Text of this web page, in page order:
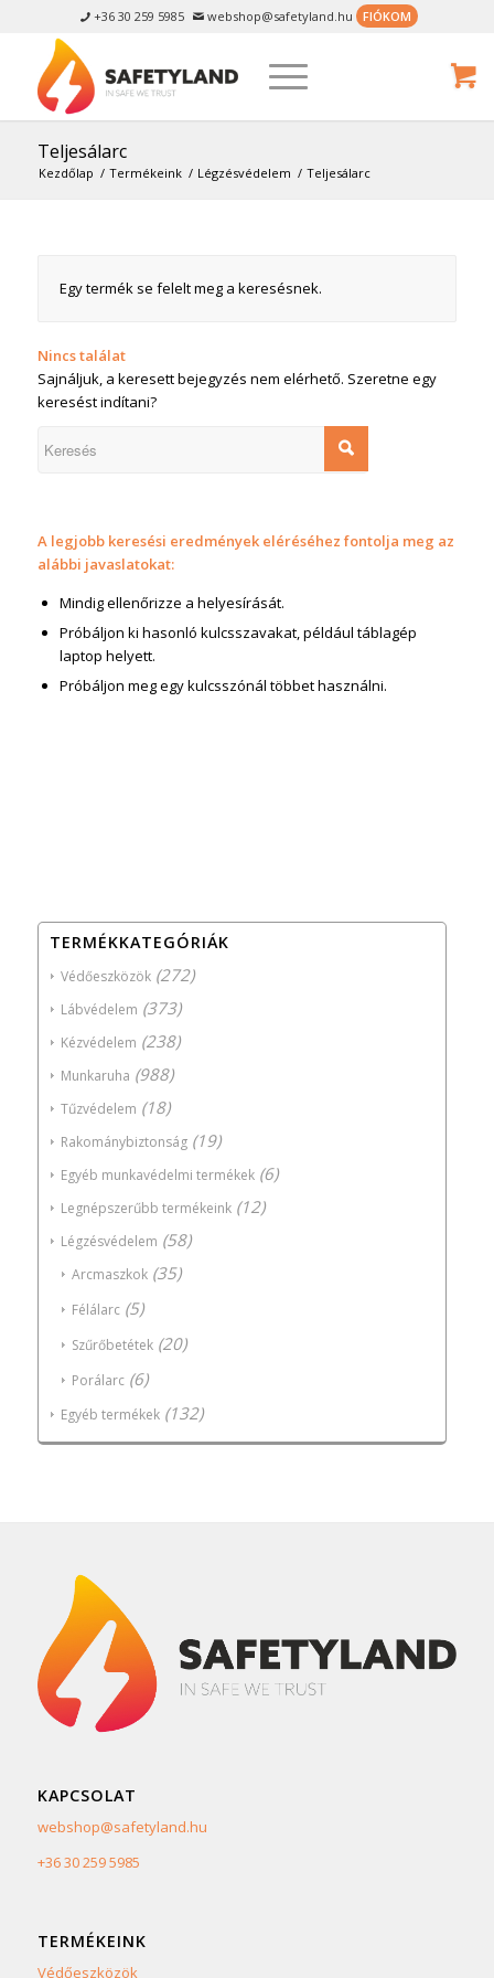
 +36 30 259 5985  webshop@safetyland.hu FIÓKOM
Teljesálarc
Kezdőlap / Termékeink / Légzésvédelem / Teljesálarc
Egy termék se felelt meg a keresésnek.
Nincs találat
Sajnáljuk, a keresett bejegyzés nem elérhető. Szeretne egy
keresést indítani?
A legjobb keresési eredmények eléréséhez fontolja meg az
alábbi javaslatokat:
Mindig ellenőrizze a helyesírását.
Próbáljon ki hasonló kulcsszavakat, például táblagép
laptop helyett.
Próbáljon meg egy kulcsszónál többet használni.
TERMÉKKATEGÓRIÁK
Védőeszközök (272)
Lábvédelem (373)
Kézvédelem (238)
Munkaruha (988)
Tűzvédelem (18)
Rakománybiztonság (19)
Egyéb munkavédelmi termékek (6)
Legnépszerűbb termékeink (12)
Légzésvédelem (58)
Arcmaszkok (35)
Félálarc (5)
Szűrőbetétek (20)
Porálarc (6)
Egyéb termékek (132)
KAPCSOLAT
webshop@safetyland.hu
+36 30 259 5985
TERMÉKEINK
Védőeszközök